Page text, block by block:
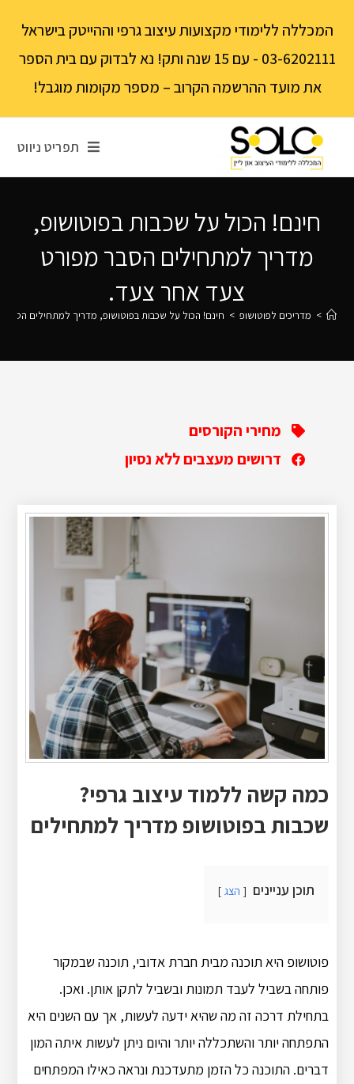
המכללה ללימודי מקצועות עיצוב גרפי וההייטק בישראל
03-6202111 - עם 15 שנה ותק! נא לבדוק עם בית הספר
את מועד ההרשמה הקרוב – מספר מקומות מוגבל!
תפריט ניווט
חינם! הכול על שכבות בפוטושופ,
מדריך למתחילים הסבר מפורט
צעד אחר צעד.
> מדריכים לפוטושופ > חינם! הכול על שכבות בפוטושופ, מדריך למתחילים
מחירי הקורסים
דרושים מעצבים ללא נסיון
כמה קשה ללמוד עיצוב גרפי?
שכבות בפוטושופ מדריך למתחילים
תוכן עניינים הצג
פוטושופ היא תוכנה מבית חברת אדובי, תוכנה שבמקור
פותחה בשביל לעבד תמונות ובשביל לתקן אותן. ואכן.
בתחילת דרכה זה מה שהיא ידעה לעשות, אך עם השנים היא
התפתחה יותר והשתכללה יותר והיום ניתן לעשות איתה המון
דברים. התוכנה כל הזמן מתעדכנת ונראה כאילו המפתחים